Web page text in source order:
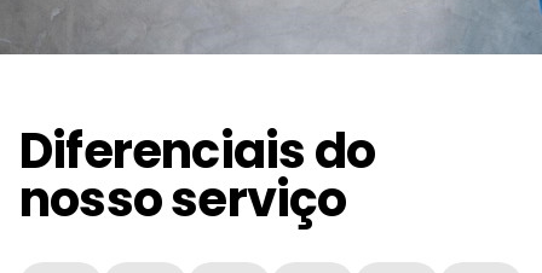
Diferenciais do
nosso serviço